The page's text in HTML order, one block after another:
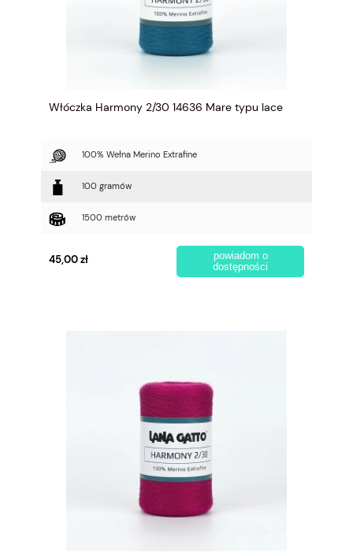
Włóczka Harmony 2/30 14636 Mare typu lace
100% Wełna Merino Extrafine
100 gramów
1500 metrów
45,00 zł
powiadom o
dostępności